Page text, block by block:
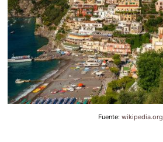
Fuente: wikipedia.org